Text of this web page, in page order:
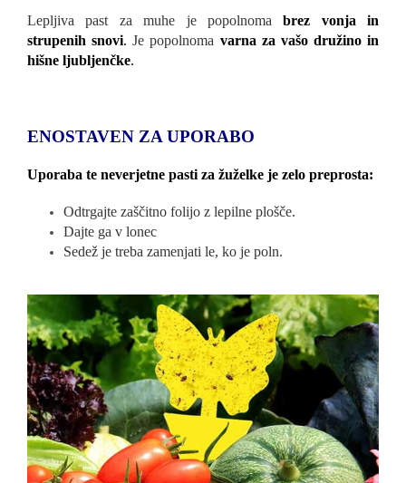
Lepljiva past za muhe je popolnomabrez vonja in
strupenih snovi. Je popolnoma varna za vašo družino in
hišne ljubljenčke.
ENOSTAVEN ZA UPORABO
Uporaba te neverjetne pasti za žuželke je zelo preprosta:
Odtrgajte zaščitno folijo z lepilne plošče.
Dajte ga v lonec
Sedež je treba zamenjati le, ko je poln.